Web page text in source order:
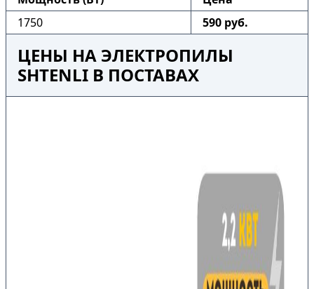
1750
590 руб.
ЦЕНЫ НА ЭЛЕКТРОПИЛЫ
SHTENLI В ПОСТАВАХ